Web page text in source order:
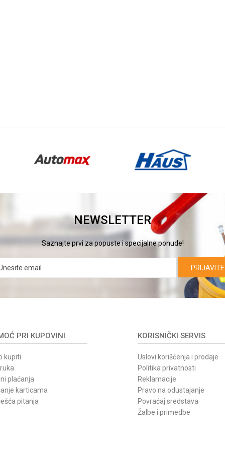
NEWSLETTER
Saznajte prvi za popuste i specijalne ponude!
PRI KUPOVINI
kupiti
plaćanja
karticama
pitanja
KORISNIČKI SERVIS
Uslovi korišćenja i prodaje
Politika privatnosti
Reklamacije
Pravo na odustajanje
Povraćaj sredstava
Žalbe i primedbe